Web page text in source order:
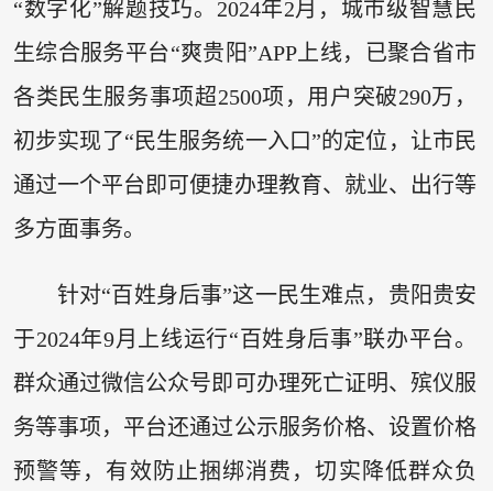
“数字化”解题技巧。2024年2月，城市级智慧民
生综合服务平台“爽贵阳”APP上线，已聚合省市
各类民生服务事项超2500项，用户突破290万，
初步实现了“民生服务统一入口”的定位，让市民
通过一个平台即可便捷办理教育、就业、出行等
多方面事务。
针对“百姓身后事”这一民生难点，贵阳贵安
于2024年9月上线运行“百姓身后事”联办平台。
群众通过微信公众号即可办理死亡证明、殡仪服
务等事项，平台还通过公示服务价格、设置价格
预警等，有效防止捆绑消费，切实降低群众负